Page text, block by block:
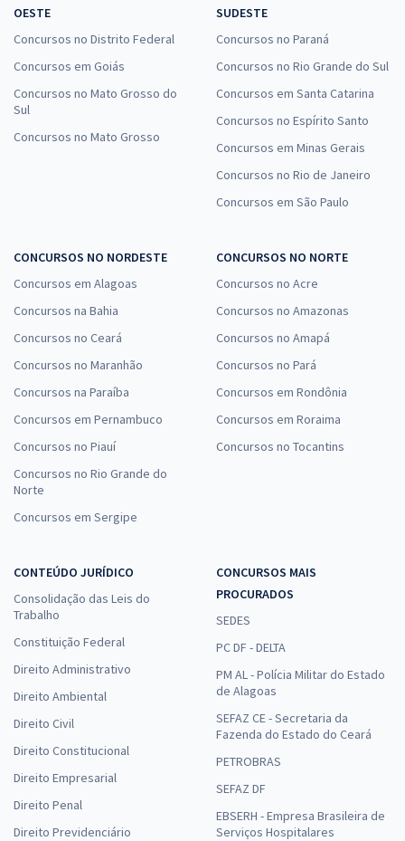
OESTE
Concursos no Distrito Federal
Concursos em Goiás
Concursos no Mato Grosso do
Sul
Concursos no Mato Grosso
SUDESTE
Concursos no Paraná
Concursos no Rio Grande do Sul
Concursos em Santa Catarina
Concursos no Espírito Santo
Concursos em Minas Gerais
Concursos no Rio de Janeiro
Concursos em São Paulo
CONCURSOS NO NORDESTE
Concursos em Alagoas
Concursos na Bahia
Concursos no Ceará
Concursos no Maranhão
Concursos na Paraíba
Concursos em Pernambuco
Concursos no Piauí
Concursos no Rio Grande do
Norte
Concursos em Sergipe
CONCURSOS NO NORTE
Concursos no Acre
Concursos no Amazonas
Concursos no Amapá
Concursos no Pará
Concursos em Rondônia
Concursos em Roraima
Concursos no Tocantins
CONTEÚDO JURÍDICO
Consolidação das Leis do
Trabalho
Constituição Federal
Direito Administrativo
Direito Ambiental
Direito Civil
Direito Constitucional
Direito Empresarial
Direito Penal
Direito Previdenciário
CONCURSOS MAIS
PROCURADOS
SEDES
PC DF - DELTA
PM AL - Polícia Militar do Estado
de Alagoas
SEFAZ CE - Secretaria da
Fazenda do Estado do Ceará
PETROBRAS
SEFAZ DF
EBSERH - Empresa Brasileira de
Serviços Hospitalares